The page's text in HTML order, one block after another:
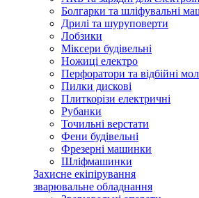
Болгарки та шліфувальні
Дрилі та шуруповерти
Лобзики
Міксери будівельні
Ножиці електро
Перфоратори та відбійні
Пилки дискові
Плиткорізи електричні
Рубанки
Точильні верстати
Фени будівельні
Фрезерні машинки
Шліфмашинки
Захисне екіпірування
зварювальне обладнання